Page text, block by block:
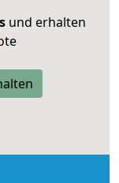
und erhalten